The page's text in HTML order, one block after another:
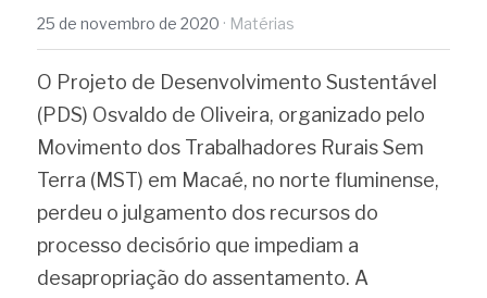
25 de novembro de 2020 · Matérias
O Projeto de Desenvolvimento Sustentável
(PDS) Osvaldo de Oliveira, organizado pelo
Movimento dos Trabalhadores Rurais Sem
Terra (MST) em Macaé, no norte fluminense,
perdeu o julgamento dos recursos do
processo decisório que impediam a
desapropriação do assentamento. A